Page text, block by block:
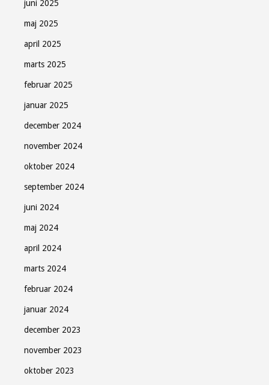
juni 2025
maj 2025
april 2025
marts 2025
februar 2025
januar 2025
december 2024
november 2024
oktober 2024
september 2024
juni 2024
maj 2024
april 2024
marts 2024
februar 2024
januar 2024
december 2023
november 2023
oktober 2023